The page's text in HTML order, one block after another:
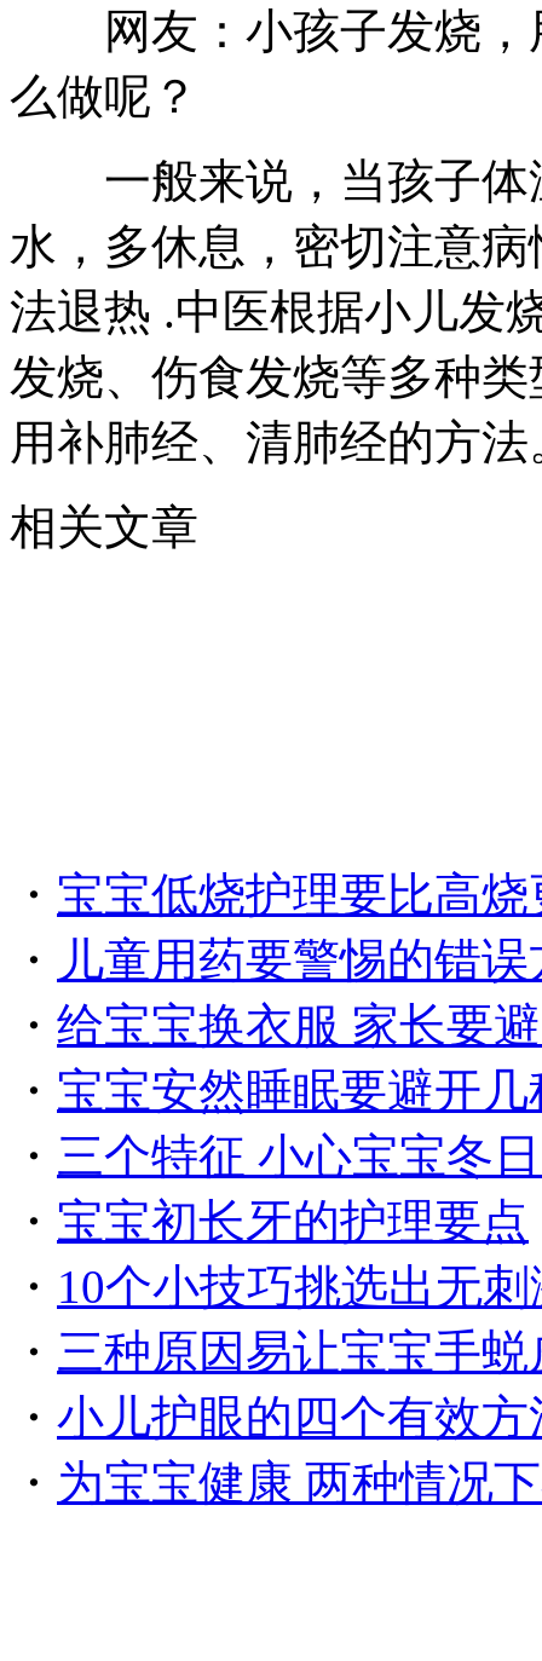
网友：小孩子发烧，
么做呢？
一般来说，当孩子体
水，多休息，密切注意
法退热 .中医根据小儿发
发烧、伤食发烧等多种
用补肺经、清肺经的方法
相关文章
・ 宝宝低烧护理要比高烧
・ 儿童用药要警惕的错误
・ 给宝宝换衣服 家长要
・ 宝宝安然睡眠要避开几
・ 三个特征 小心宝宝冬
・ 宝宝初长牙的护理要点
・ 10个小技巧挑选出无
・ 三种原因易让宝宝手
・ 小儿护眼的四个有效方
・ 为宝宝健康 两种情况